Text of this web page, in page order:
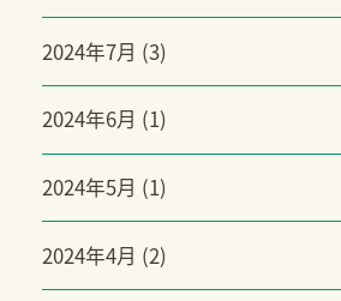
2024年7月 (3)
2024年6月 (1)
2024年5月 (1)
2024年4月 (2)